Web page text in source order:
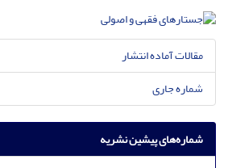
مقالات آماده انتشار
شماره جاری
شماره‌های پیشین نشریه